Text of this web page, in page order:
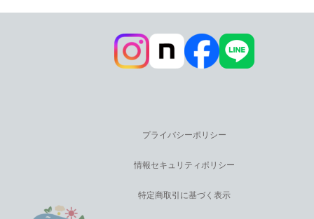
プライバシーポリシー
情報セキュリティポリシー
特定商取引に基づく表示